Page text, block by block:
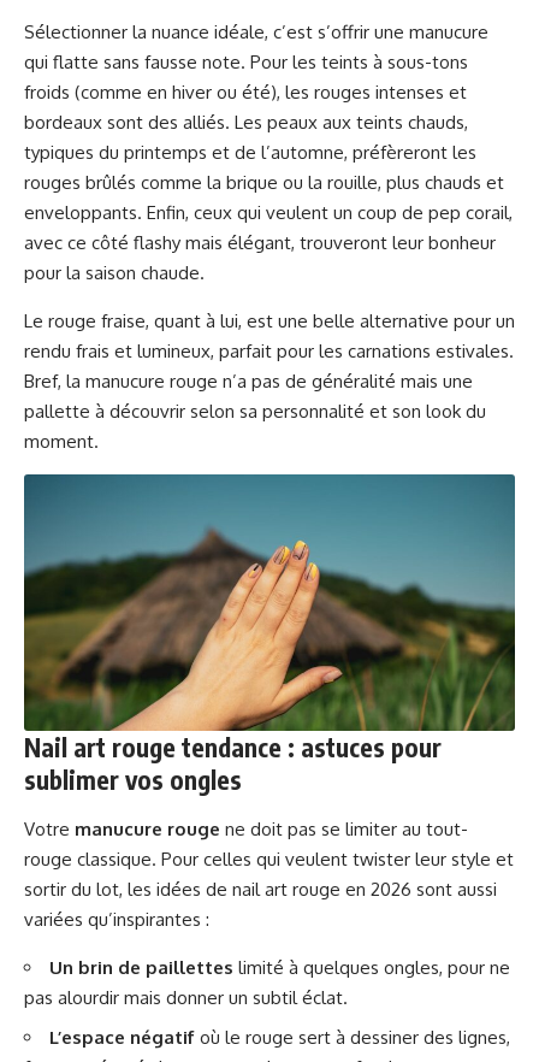
Sélectionner la nuance idéale, c’est s’offrir une manucure
qui flatte sans fausse note. Pour les teints à sous-tons
froids (comme en hiver ou été), les rouges intenses et
bordeaux sont des alliés. Les peaux aux teints chauds,
typiques du printemps et de l’automne, préfèreront les
rouges brûlés comme la brique ou la rouille, plus chauds et
enveloppants. Enfin, ceux qui veulent un coup de pep corail,
avec ce côté flashy mais élégant, trouveront leur bonheur
pour la saison chaude.
Le rouge fraise, quant à lui, est une belle alternative pour un
rendu frais et lumineux, parfait pour les carnations estivales.
Bref, la manucure rouge n’a pas de généralité mais une
pallette à découvrir selon sa personnalité et son look du
moment.
Nail art rouge tendance : astuces pour
sublimer vos ongles
Votre manucure rouge ne doit pas se limiter au tout-
rouge classique. Pour celles qui veulent twister leur style et
sortir du lot, les idées de nail art rouge en 2026 sont aussi
variées qu’inspirantes :
Un brin de paillettes limité à quelques ongles, pour ne
pas alourdir mais donner un subtil éclat.
L’espace négatif où le rouge sert à dessiner des lignes,